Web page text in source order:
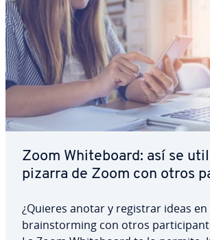
Zoom Whi­te­boa­rd: así se
pizarra de Zoom con otros
¿Quieres anotar y registrar ideas
brai­n­s­to­r­mi­ng con otros